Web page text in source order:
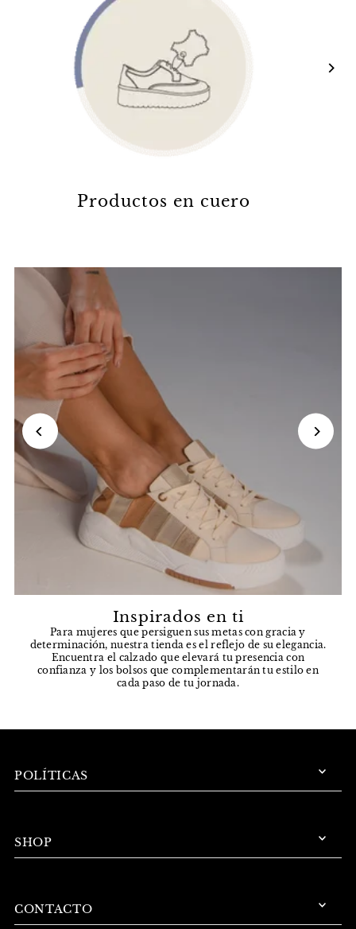
Productos en cuero
Inspirados en ti
Para mujeres que persiguen sus metas con gracia y
determinación, nuestra tienda es el reflejo de su elegancia.
Encuentra el calzado que elevará tu presencia con
confianza y los bolsos que complementarán tu estilo en
cada paso de tu jornada.
POLÍTICAS
SHOP
CONTACTO